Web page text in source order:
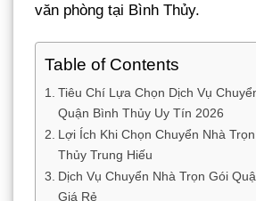
văn phòng tại Bình Thủy.
Table of Contents
Tiêu Chí Lựa Chọn Dịch Vụ
Quận Bình Thủy Uy Tín 2026
Lợi Ích Khi Chọn Chuyển Nhà
Thủy Trung Hiếu
Dịch Vụ Chuyển Nhà Trọn Gói
Giá Rẻ